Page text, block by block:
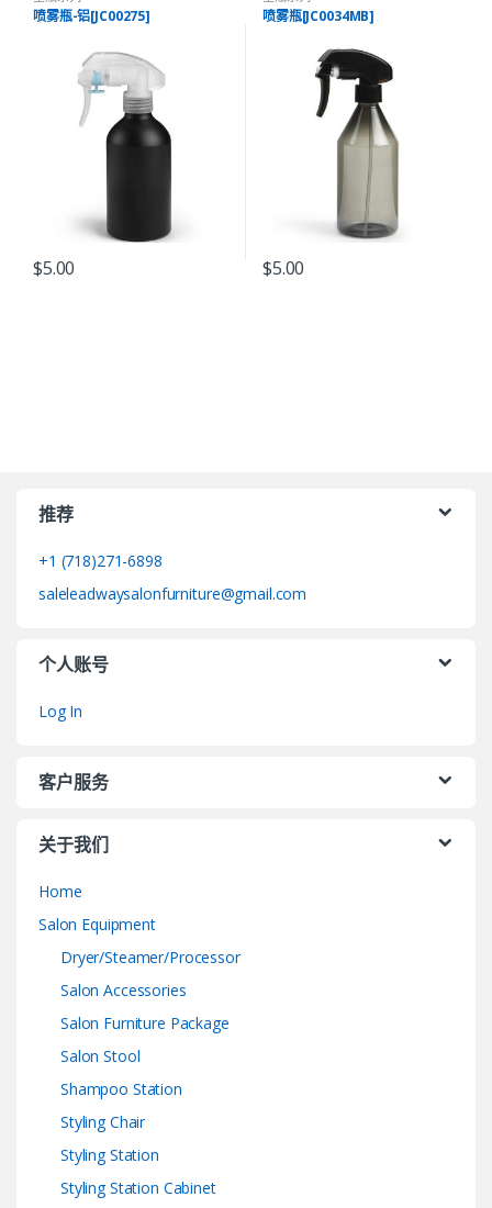
喷雾瓶-铝[JC00275]
$5.00
喷雾瓶[JC0034MB]
$5.00
推荐
+1 (718)271-6898
saleleadwaysalonfurniture@gmail.com
个人账号
Log In
客户服务
关于我们
Home
Salon Equipment
Dryer/Steamer/Processor
Salon Accessories
Salon Furniture Package
Salon Stool
Shampoo Station
Styling Chair
Styling Station
Styling Station Cabinet